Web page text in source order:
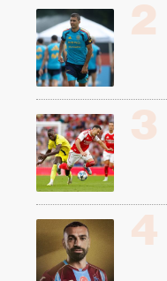
2
3
4